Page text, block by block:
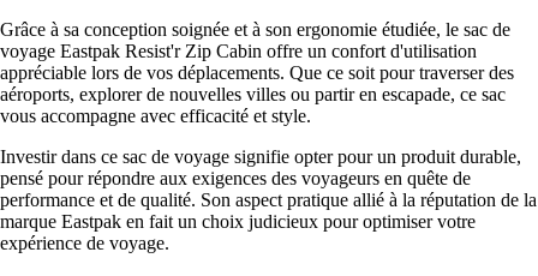
Grâce à sa conception soignée et à son ergonomie étudiée, le sac de
voyage Eastpak Resist'r Zip Cabin offre un confort d'utilisation
appréciable lors de vos déplacements. Que ce soit pour traverser des
aéroports, explorer de nouvelles villes ou partir en escapade, ce sac
vous accompagne avec efficacité et style.
Investir dans ce sac de voyage signifie opter pour un produit durable,
pensé pour répondre aux exigences des voyageurs en quête de
performance et de qualité. Son aspect pratique allié à la réputation de la
marque Eastpak en fait un choix judicieux pour optimiser votre
expérience de voyage.